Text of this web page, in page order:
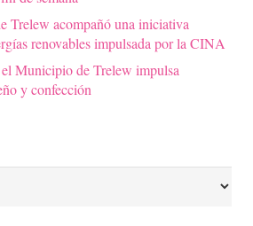
Trelew acompañó una iniciativa
renovables impulsada por la CINA
Municipio de Trelew impulsa
y confección